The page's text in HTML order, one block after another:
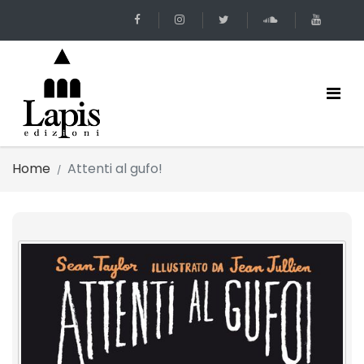
Home Attenti al gufo!